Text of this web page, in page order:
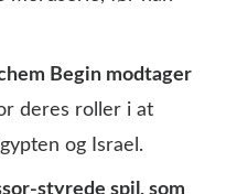
Begin modtager
deres roller i at
og Israel.
styrede spil, som